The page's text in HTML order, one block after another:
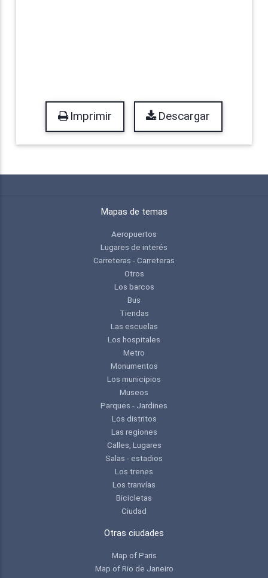
Imprimir Descargar
Mapas de temas
Aeropuertos
Lugares de interés
Carreteras - Carreteras
Otros
Los barcos
Bus
Tiendas
Las escuelas
Los hospitales
Metro
Monumentos
Los municipios
Museos
Parques - Jardines
Los distritos
Las regiones
Calles, Lugares
Salas - estadios
Los trenes
Los tranvías
Bicicletas
Ciudad
Otras ciudades
Map of Paris
Map of Rio de Janeiro